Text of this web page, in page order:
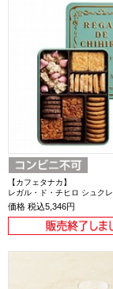
【カフェタナカ】
レガル・ド・チヒロ シュクレ
価格 税込5,346円